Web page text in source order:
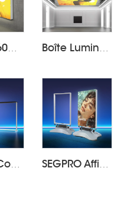
SEGPRO 60mm Boîte lumineuse murale à tissu rétroéclairée Boîte Lumineuse suspendue en Tissu SEGPRO
SEGPRO Comptoir Boîte à Lumière en Tissu LT-ALF85-TA SEGPRO Affichage étanche en boîte lumineuse LT-ALF85-T4